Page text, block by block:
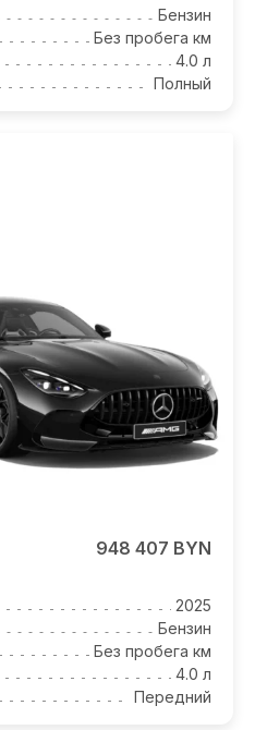
Бензин
Без пробега км
4.0 л
Полный
948 407 BYN
2025
Бензин
Без пробега км
4.0 л
Передний